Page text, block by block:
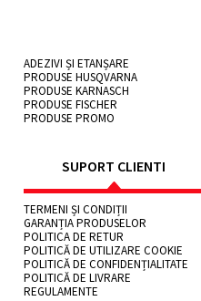
ADEZIVI ȘI ETANȘARE
PRODUSE HUSQVARNA
PRODUSE KARNASCH
PRODUSE FISCHER
PRODUSE PROMO
SUPORT CLIENTI
TERMENI ȘI CONDIȚII
GARANȚIA PRODUSELOR
POLITICA DE RETUR
POLITICĂ DE UTILIZARE COOKIE
POLITICĂ DE CONFIDENȚIALITATE
POLITICĂ DE LIVRARE
REGULAMENTE